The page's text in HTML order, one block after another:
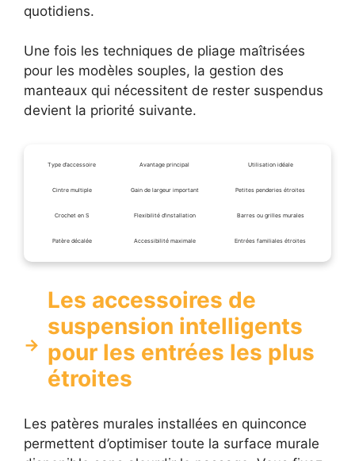
quotidiens.
Une fois les techniques de pliage maîtrisées
pour les modèles souples, la gestion des
manteaux qui nécessitent de rester suspendus
devient la priorité suivante.
Type d’accessoire Avantage principal Utilisation idéale
Cintre multiple Gain de largeur important Petites penderies étroites
Crochet en S Flexibilité d’installation Barres ou grilles murales
Patère décalée Accessibilité maximale Entrées familiales étroites
Les accessoires de
suspension intelligents
pour les entrées les plus
étroites
Les patères murales installées en quinconce
permettent d’optimiser toute la surface murale